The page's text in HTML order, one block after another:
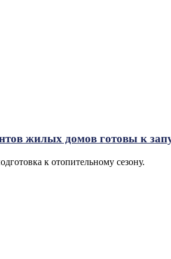
жилых домов готовы к
к отопительному сезону.